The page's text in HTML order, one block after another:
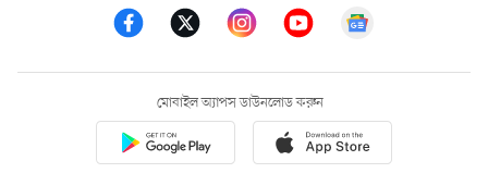
মোবাইল অ্যাপস ডাউনলোড করুন